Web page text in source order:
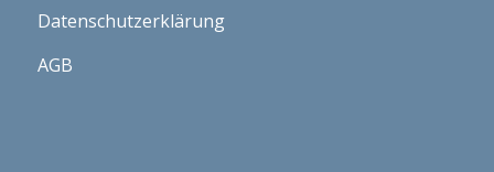
Datenschutzerklärung
AGB